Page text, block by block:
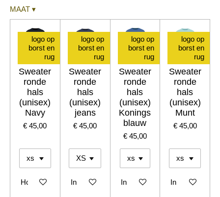
MAAT ▾
logo op
borst en
rug
Sweater
ronde
hals
(unisex)
Navy
€ 45,00
Houd mij op de hoogte
logo op
borst en
rug
Sweater
ronde
hals
(unisex)
jeans
€ 45,00
In winkelwagen
logo op
borst en
rug
Sweater
ronde
hals
(unisex)
Konings
blauw
€ 45,00
In winkelwagen
logo op
borst en
rug
Sweater
ronde
hals
(unisex)
Munt
€ 45,00
In winkelwagen